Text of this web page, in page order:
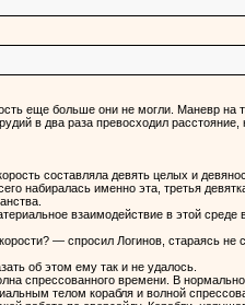
еще больше они не могли. Маневр на
в два раза превосходил
составляла девять целых и
набиралась именно эта, третья
взаимодействие в этой
— спросил Логинов, стараясь не
об этом ему так и не удалось.
спрессованного времени. В
телом корабля и волной